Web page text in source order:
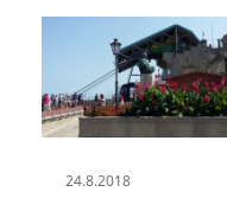
24.8.2018